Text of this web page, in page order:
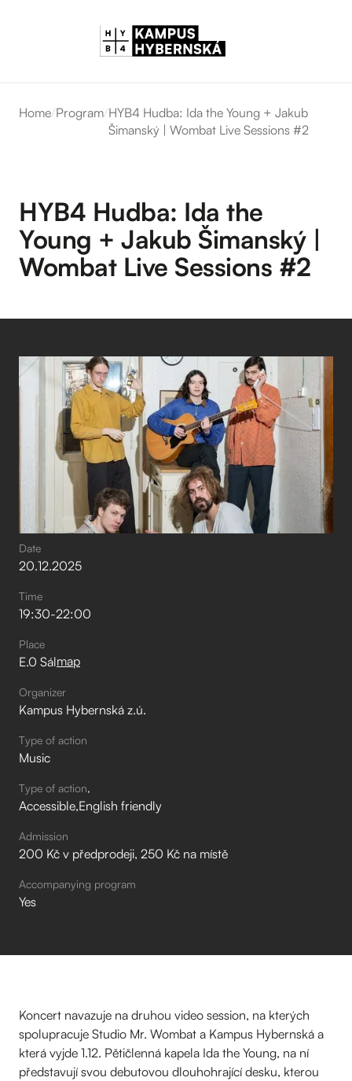
Home/Program/HYB4 Hudba: Ida the Young + Jakub
Šimanský | Wombat Live Sessions #2
HYB4 Hudba: Ida the
Young + Jakub Šimanský |
Wombat Live Sessions #2
Date
20.12.2025
Time
19:30-22:00
Place
E.0 Sálmap
Organizer
Kampus Hybernská z.ú.
Type of action
Music
Type of action
Accessible English friendly
Admission
200 Kč v předprodeji, 250 Kč na místě
Accompanying program
Yes
Koncert navazuje na druhou video session, na kterých
spolupracuje Studio Mr. Wombat a Kampus Hybernská a
která vyjde 1.12. Pětičlenná kapela Ida the Young, na ní
představují svou debutovou dlouhohrající desku, kterou